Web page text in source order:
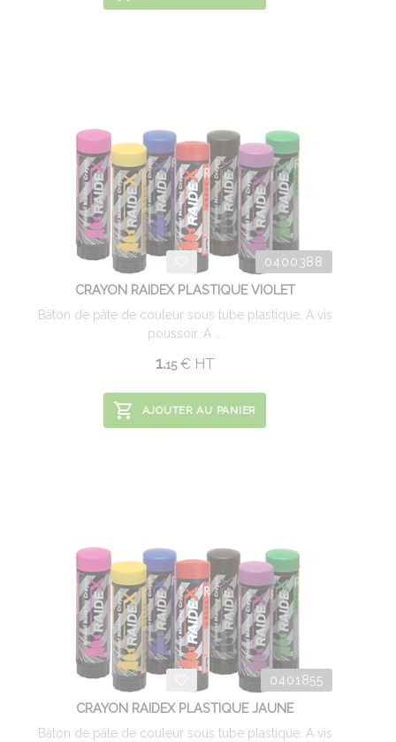
0400388
CRAYON RAIDEX PLASTIQUE VIOLET
Bâton de pâte de couleur sous tube plastique. A vis
poussoir. A ...
1.15 €HT
AJOUTER AU PANIER
0401855
CRAYON RAIDEX PLASTIQUE JAUNE
Bâton de pâte de couleur sous tube plastique. A vis